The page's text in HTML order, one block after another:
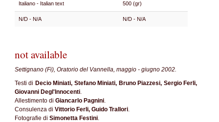
Italiano - Italian text 500 (gr)
N/D - N/A N/D - N/A
not available
Settignano (Fi), Oratorio del Vannella, maggio - giugno 2002.
Testi di Decio Miniati, Stefano Miniati, Bruno Piazzesi, Sergio Ferli,
Giovanni Degl'Innocenti.
Allestimento di Giancarlo Pagnini.
Consulenza di Vittorio Ferli, Guido Trallori.
Fotografie di Simonetta Festini.